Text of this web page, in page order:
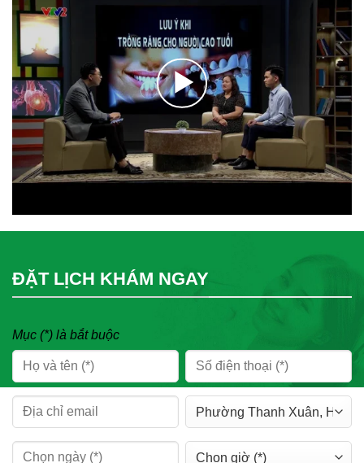
ĐẶT LỊCH KHÁM NGAY
Mục (*) là bắt buộc